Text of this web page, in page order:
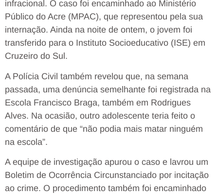
infracional. O caso foi encaminhado ao Ministério
Público do Acre (MPAC), que representou pela sua
internação. Ainda na noite de ontem, o jovem foi
transferido para o Instituto Socioeducativo (ISE) em
Cruzeiro do Sul.
A Polícia Civil também revelou que, na semana
passada, uma denúncia semelhante foi registrada na
Escola Francisco Braga, também em Rodrigues
Alves. Na ocasião, outro adolescente teria feito o
comentário de que “não podia mais matar ninguém
na escola”.
A equipe de investigação apurou o caso e lavrou um
Boletim de Ocorrência Circunstanciado por incitação
ao crime. O procedimento também foi encaminhado